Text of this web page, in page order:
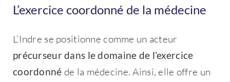
L’exercice coordonné de la médecine
L’Indre se positionne comme un acteur
précurseur dans le domaine de l’exercice
coordonné de la médecine. Ainsi, elle offre un